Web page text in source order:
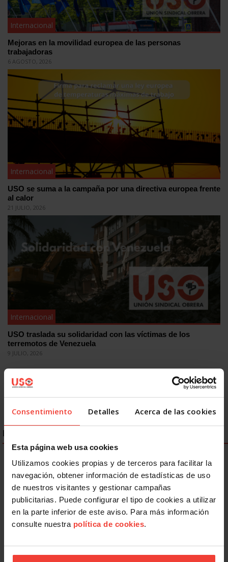
Consentimiento Detalles Acerca de las cookies
Esta página web usa cookies
Utilizamos cookies propias y de terceros para facilitar la
navegación, obtener información de estadísticas de uso
de nuestros visitantes y gestionar campañas
publicitarias. Puede configurar el tipo de cookies a utilizar
en la parte inferior de este aviso. Para más información
consulte nuestra política de cookies.
Internacional
Mejoras en la movilidad europea de las personas
trabajadoras
6 AGOSTO, 2026
Internacional
USO se suma a la campaña por una directiva europea frente
al calor
21 JULIO, 2026
Internacional
USO traslada su solidaridad con las víctimas de los
terremotos de Venezuela
9 JULIO, 2026
ENLACES DESTACADOS